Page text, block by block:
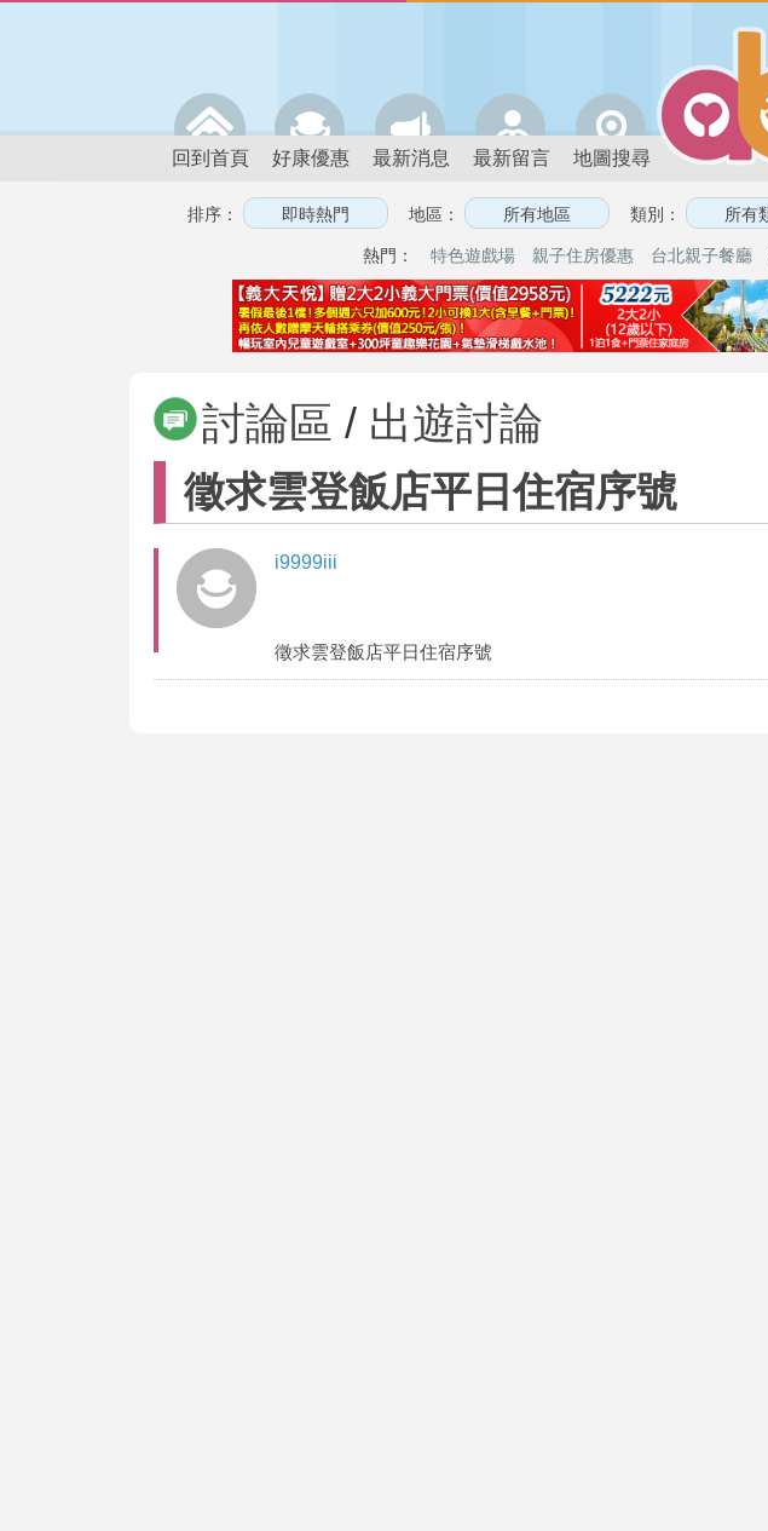
回到首頁 好康優惠 最新消息 最新留言 地圖搜尋
排序： 地區： 類別：
熱門： 特色遊戲場 親子住房優惠 台北親子餐廳
討論區 / 出遊討論
徵求雲登飯店平日住宿序號
i9999iii
徵求雲登飯店平日住宿序號